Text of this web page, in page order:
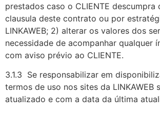
prestados caso o CLIENTE descumpra
clausula deste contrato ou por
LINKAWEB; 2) alterar os valores dos
necessidade de acompanhar qualquer
com aviso prévio ao CLIENTE.
3.1.3 Se responsabilizar em
termos de uso nos sites da LINKAWEB
atualizado e com a data da última